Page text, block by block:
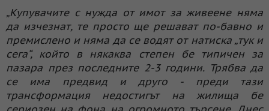
„Купувачите с нужда от имот за живеене няма
да изчезнат, те просто ще решават по-бавно и
премислено и няма да се водят от натиска „тук и
сега“, който в някаква степен бе типичен за
пазара през последните 2-3 години. Трябва да
се има предвид и друго - преди тази
трансформация недостигът на жилища бе